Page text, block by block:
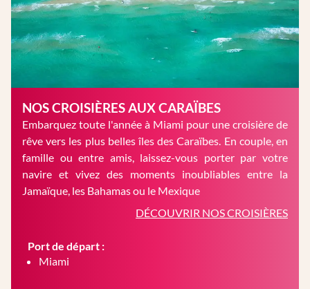
NOS CROISIÈRES AUX CARAÏBES
Embarquez toute l'année à Miami pour une croisière de
rêve vers les plus belles îles des Caraïbes. En couple, en
famille ou entre amis, laissez-vous porter par votre
navire et vivez des moments inoubliables entre la
Jamaïque, les Bahamas ou le Mexique
DÉCOUVRIR NOS CROISIÈRES
Port de départ :
Miami